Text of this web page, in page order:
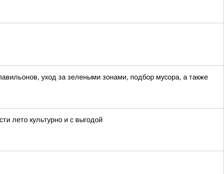
уход за зелеными зонами, подбор мусора, а также
лето культурно и с выгодой